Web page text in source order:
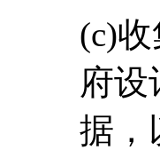
(c)
府
据，